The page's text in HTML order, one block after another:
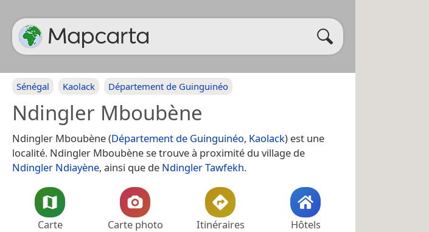
Sénégal Kaolack Département de Guinguinéo
Ndingler Mboubène
Ndingler Mboubène (Département de Guinguinéo, Kaolack) est une
localité. Ndingler Mboubène se trouve à proximité du village de
Ndingler Ndiayène, ainsi que de Ndingler Tawfekh.
Carte Carte photo Itinéraires Hôtels